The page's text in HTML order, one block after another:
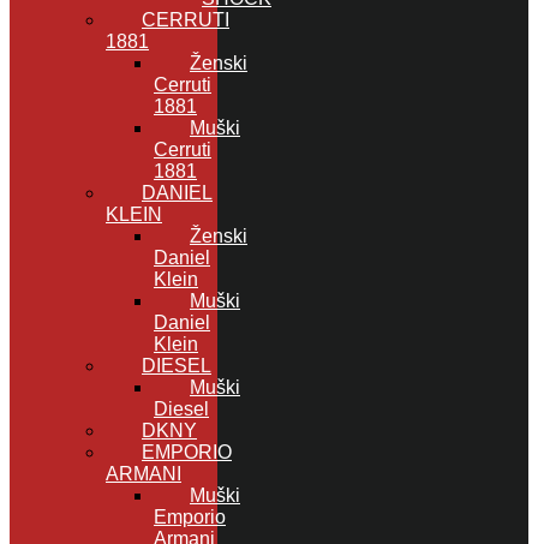
CERRUTI
1881
Ženski
Cerruti
1881
Muški
Cerruti
1881
DANIEL
KLEIN
Ženski
Daniel
Klein
Muški
Daniel
Klein
DIESEL
Muški
Diesel
DKNY
EMPORIO
ARMANI
Muški
Emporio
Armani